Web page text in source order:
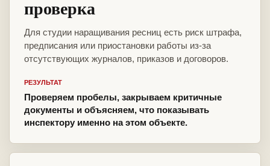
проверка
Для студии наращивания ресниц есть риск штрафа,
предписания или приостановки работы из-за
отсутствующих журналов, приказов и договоров.
РЕЗУЛЬТАТ
Проверяем пробелы, закрываем критичные
документы и объясняем, что показывать
инспектору именно на этом объекте.